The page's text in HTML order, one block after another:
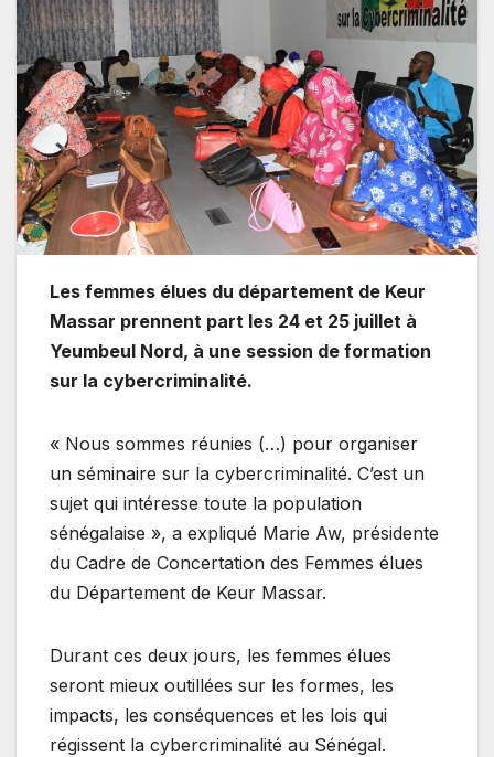
Les femmes élues du département de Keur
Massar prennent part les 24 et 25 juillet à
Yeumbeul Nord, à une session de formation
sur la cybercriminalité.
« Nous sommes réunies (…) pour organiser
un séminaire sur la cybercriminalité. C’est un
sujet qui intéresse toute la population
sénégalaise », a expliqué Marie Aw, présidente
du Cadre de Concertation des Femmes élues
du Département de Keur Massar.
Durant ces deux jours, les femmes élues
seront mieux outillées sur les formes, les
impacts, les conséquences et les lois qui
régissent la cybercriminalité au Sénégal.